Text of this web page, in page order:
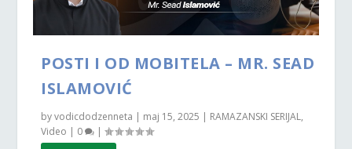
POSTI I OD MOBITELA – MR. SEAD
ISLAMOVIĆ
byvodicdodzenneta | maj 15, 2025 | RAMAZANSKI SERIJAL,
Video | 0 |